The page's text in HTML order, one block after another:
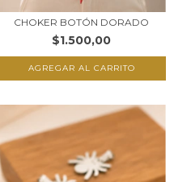
CHOKER BOTÓN DORADO
$1.500,00